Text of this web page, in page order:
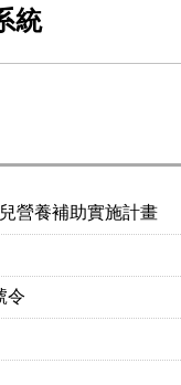
統
營養補助實施計畫
令